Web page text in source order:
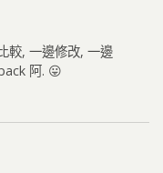
較, 一邊修改, 一邊
阿. 😛